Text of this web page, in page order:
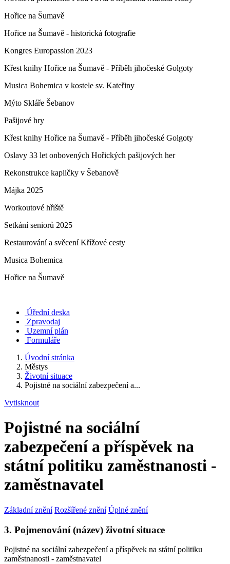
Hořice na Šumavě
Hořice na Šumavě - historická fotografie
Kongres Europassion 2023
Křest knihy Hořice na Šumavě - Příběh jihočeské Golgoty
Musica Bohemica v kostele sv. Kateřiny
Mýto Skláře Šebanov
Pašijové hry
Křest knihy Hořice na Šumavě - Příběh jihočeské Golgoty
Oslavy 33 let onbovených Hořických pašijových her
Rekonstrukce kapličky v Šebanově
Májka 2025
Workoutové hřiště
Setkání seniorů 2025
Restaurování a svěcení Křížové cesty
Musica Bohemica
Hořice na Šumavě
Úřední deska
Zpravodaj
Uzemní plán
Formuláře
Úvodní stránka
Městys
Životní situace
Pojistné na sociální zabezpečení a...
Vytisknout
Pojistné na sociální
zabezpečení a příspěvek na
státní politiku zaměstnanosti -
zaměstnavatel
Základní znění Rozšířené znění Úplné znění
3. Pojmenování (název) životní situace
Pojistné na sociální zabezpečení a příspěvek na státní politiku
zaměstnanosti - zaměstnavatel